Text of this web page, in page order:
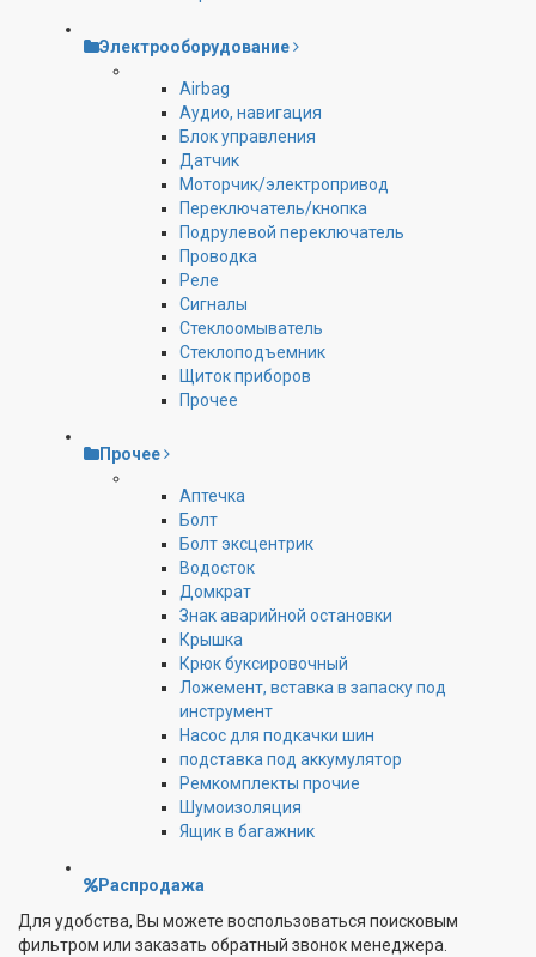
Электрооборудование
Airbag
Аудио, навигация
Блок управления
Датчик
Моторчик/электропривод
Переключатель/кнопка
Подрулевой переключатель
Проводка
Реле
Сигналы
Стеклоомыватель
Стеклоподъемник
Щиток приборов
Прочее
Прочее
Аптечка
Болт
Болт эксцентрик
Водосток
Домкрат
Знак аварийной остановки
Крышка
Крюк буксировочный
Ложемент, вставка в запаску под
инструмент
Насос для подкачки шин
подставка под аккумулятор
Ремкомплекты прочие
Шумоизоляция
Ящик в багажник
Распродажа
Для удобства, Вы можете воспользоваться поисковым
фильтром или заказать обратный звонок менеджера.